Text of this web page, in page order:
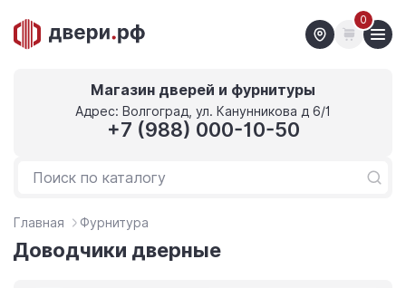
0
Магазин дверей и фурнитуры
Адрес: Волгоград, ул. Канунникова д 6/1
+7 (988) 000-10-50
Главная Фурнитура
Доводчики дверные